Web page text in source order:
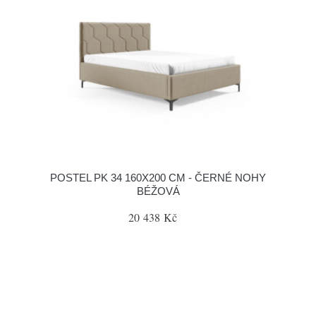
POSTEL PK 34 160X200 CM - ČERNÉ NOHY
BÉŽOVÁ
20 438 Kč